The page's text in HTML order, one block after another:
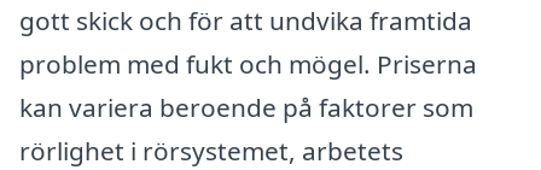
gott skick och för att undvika framtida
problem med fukt och mögel. Priserna
kan variera beroende på faktorer som
rörlighet i rörsystemet, arbetets